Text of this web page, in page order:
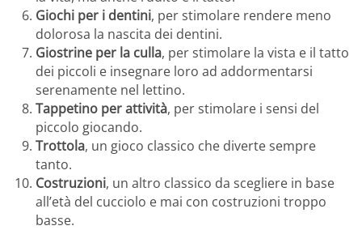
Giochi per i dentini, per stimolare rendere meno
dolorosa la nascita dei dentini.
Giostrine per la culla, per stimolare la vista e il tatto
dei piccoli e insegnare loro ad addormentarsi
serenamente nel lettino.
Tappetino per attività, per stimolare i sensi del
piccolo giocando.
Trottola, un gioco classico che diverte sempre
tanto.
Costruzioni, un altro classico da scegliere in base
all’età del cucciolo e mai con costruzioni troppo
basse.